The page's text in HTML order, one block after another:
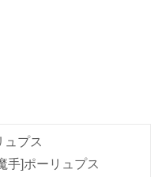
ュプス
手]ポーリュプス